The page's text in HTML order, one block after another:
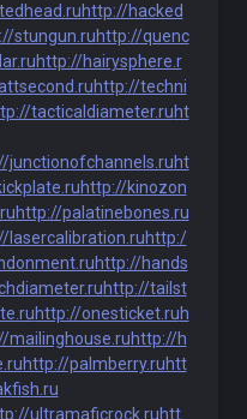
http://hacked
stungun.ruhttp://quenc
http://hairysphere.r
http://techni
tacticaldiameter.ruht
junctionofchannels.ruht
http://kinozon
http://palatinebones.ru
lasercalibration.ruhttp:/
http://hands
http://tailst
http://onesticket.ruh
mailinghouse.ruhttp://h
http://palmberry.ruhtt
ultramaficrock.ruhtt